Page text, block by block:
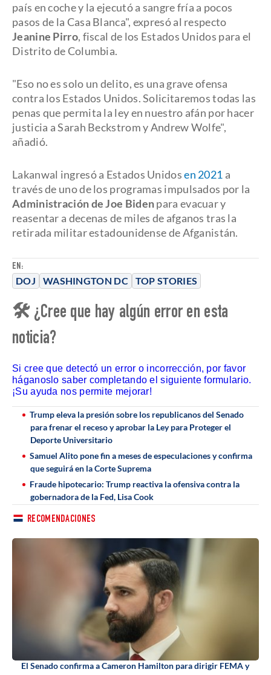
EN:
DOJ WASHINGTON DC TOP STORIES
país en coche y la ejecutó a sangre fría a pocos
pasos de la Casa Blanca", expresó al respecto
Jeanine Pirro, fiscal de los Estados Unidos para el
Distrito de Columbia.
"Eso no es solo un delito, es una grave ofensa
contra los Estados Unidos. Solicitaremos todas las
penas que permita la ley en nuestro afán por hacer
justicia a Sarah Beckstrom y Andrew Wolfe",
añadió.
Lakanwal ingresó a Estados Unidosen 2021 a
través de uno de los programas impulsados por la
Administración de Joe Bidenpara evacuar y
reasentar a decenas de miles de afganos tras la
retirada militar estadounidense de Afganistán.
🛠 ¿Cree que hay algún error en esta
noticia?
Si cree que detectó un error o incorrección, por favor
háganoslo saber completando el siguiente formulario.
¡Su ayuda nos permite mejorar!
Trump eleva la presión sobre los republicanos del Senado
para frenar el receso y aprobar la Ley para Proteger el
Deporte Universitario
Samuel Alito pone fin a meses de especulaciones y confirma
que seguirá en la Corte Suprema
Fraude hipotecario: Trump reactiva la ofensiva contra la
gobernadora de la Fed, Lisa Cook
RECOMENDACIONES
El Senado confirma a Cameron Hamilton para dirigir FEMA y